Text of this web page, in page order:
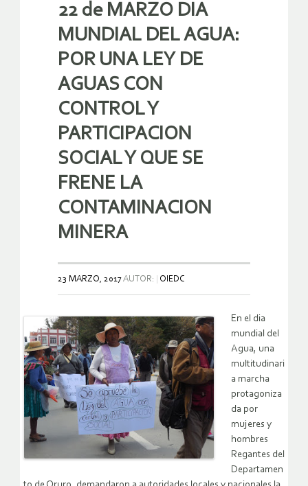
22 de MARZO DIA
MUNDIAL DEL AGUA:
POR UNA LEY DE
AGUAS CON
CONTROL Y
PARTICIPACION
SOCIAL Y QUE SE
FRENE LA
CONTAMINACION
MINERA
23 MARZO, 2017AUTOR: OIEDC
En el dia
mundial del
Agua, una
multitudinari
a marcha
protagoniza
da por
mujeres y
hombres
Regantes del
Departamen